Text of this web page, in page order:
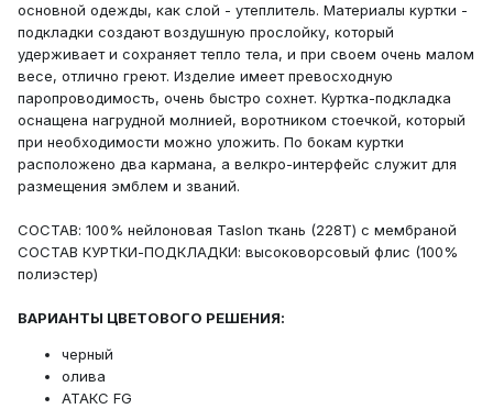
основной одежды, как слой - утеплитель. Материалы куртки -
подкладки создают воздушную прослойку, который
удерживает и сохраняет тепло тела, и при своем очень малом
весе, отлично греют. Изделие имеет превосходную
паропроводимость, очень быстро сохнет. Куртка-подкладка
оснащена нагрудной молнией, воротником стоечкой, который
при необходимости можно уложить. По бокам куртки
расположено два кармана, а велкро-интерфейс служит для
размещения эмблем и званий.
СОСТАВ: 100% нейлоновая Taslon ткань (228T) с мембраной
СОСТАВ КУРТКИ-ПОДКЛАДКИ: высоковорсовый флис (100%
полиэстер)
ВАРИАНТЫ ЦВЕТОВОГО РЕШЕНИЯ:
черный
олива
АТАКС FG